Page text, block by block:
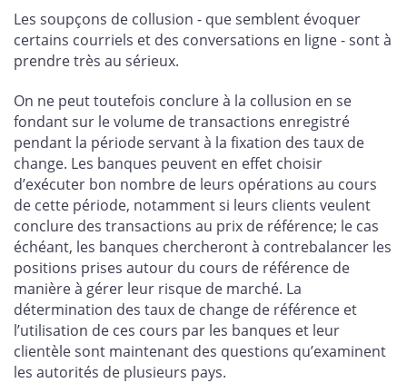
Les soupçons de collusion - que semblent évoquer
certains courriels et des conversations en ligne - sont à
prendre très au sérieux.
On ne peut toutefois conclure à la collusion en se
fondant sur le volume de transactions enregistré
pendant la période servant à la fixation des taux de
change. Les banques peuvent en effet choisir
d’exécuter bon nombre de leurs opérations au cours
de cette période, notamment si leurs clients veulent
conclure des transactions au prix de référence; le cas
échéant, les banques chercheront à contrebalancer les
positions prises autour du cours de référence de
manière à gérer leur risque de marché. La
détermination des taux de change de référence et
l’utilisation de ces cours par les banques et leur
clientèle sont maintenant des questions qu’examinent
les autorités de plusieurs pays.